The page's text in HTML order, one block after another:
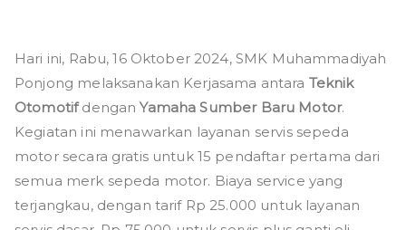
Sumnber
Baru
Motor
Bersama
SMK
Muhammadiyah
Ponjong
Hari ini, Rabu, 16 Oktober 2024, SMK Muhammadiyah
Ponjong melaksanakan Kerjasama antara Teknik
OtomotifdenganYamaha Sumber Baru Motor.
Kegiatan ini menawarkan layanan servis sepeda
motor secara gratis untuk 15 pendaftar pertama dari
semua merk sepeda motor. Biaya service yang
terjangkau, dengan tarif Rp 25.000 untuk layanan